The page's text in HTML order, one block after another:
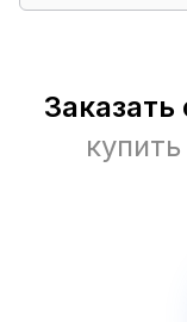
Заказать